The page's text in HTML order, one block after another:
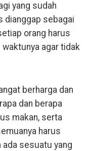
yang sudah
dianggap sebagai
orang harus
agar tidak
berharga dan
dan berapa
makan, serta
harus
ada sesuatu yang